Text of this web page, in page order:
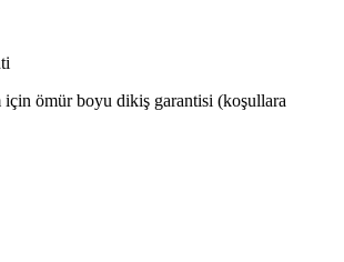
için ömür boyu dikiş garantisi (koşullara